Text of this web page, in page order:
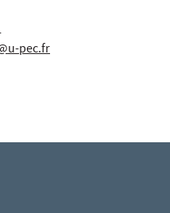
pec.fr